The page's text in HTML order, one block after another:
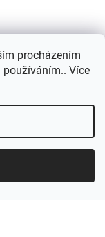
procházením
Více